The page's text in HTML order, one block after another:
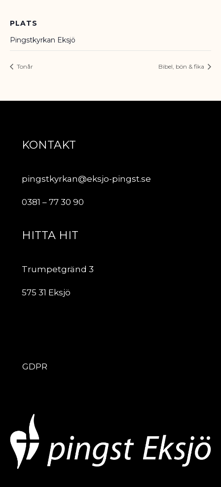
PLATS
Pingstkyrkan Eksjö
Tonår Bibel, bön & fika
KONTAKT
pingstkyrkan@eksjo-pingst.se
0381 – 77 30 90
HITTA HIT
Trumpetgränd 3
575 31 Eksjö
GDPR